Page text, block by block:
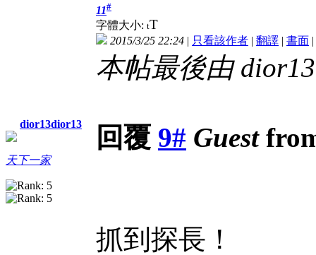
dior13dior13
天下一家
11#
字體大小: tT
2015/3/25 22:24 | 只看該作者 | 翻譯 | 書面 |
本帖最後由
回覆 9# Guest
抓到探長！